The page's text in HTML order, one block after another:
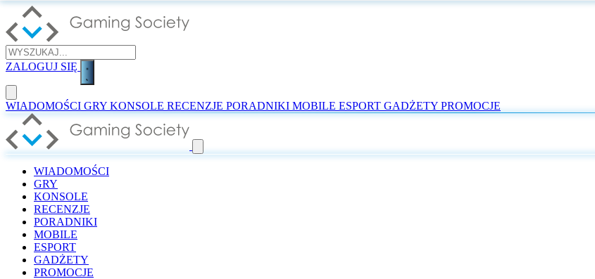
ZALOGUJ SIĘ
WIADOMOŚCI GRY KONSOLE RECENZJE PORADNIKI MOBILE ESPORT GADŻETY PROMOCJE
WIADOMOŚCI
GRY
KONSOLE
RECENZJE
PORADNIKI
MOBILE
ESPORT
GADŻETY
PROMOCJE